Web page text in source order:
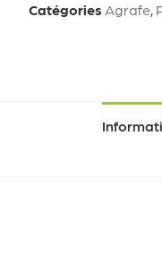
Catégories Agrafe,